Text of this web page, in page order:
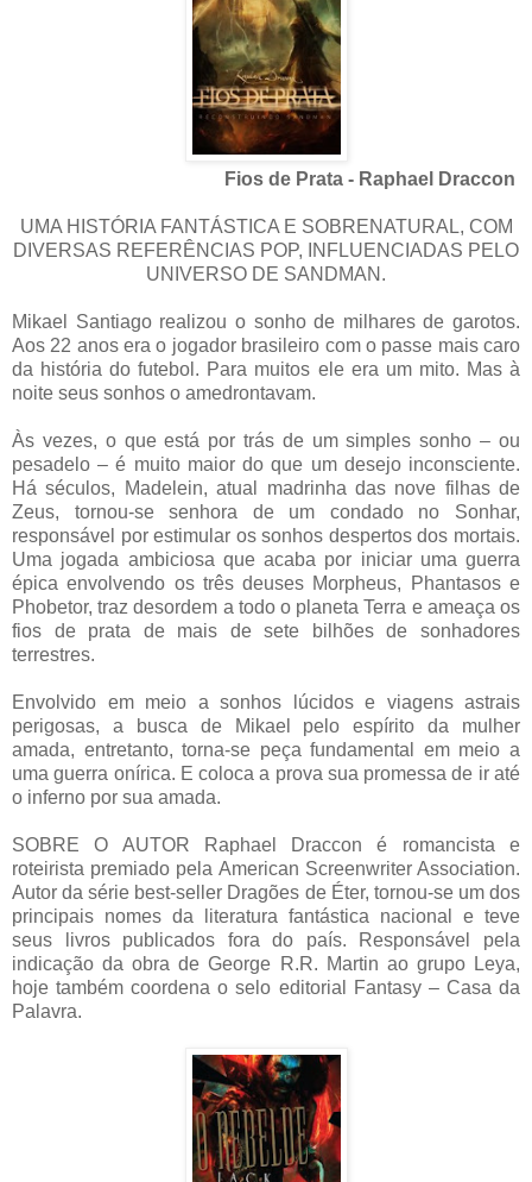
Fios de Prata - Raphael Draccon
UMA HISTÓRIA FANTÁSTICA E SOBRENATURAL, COM
DIVERSAS REFERÊNCIAS POP, INFLUENCIADAS PELO
UNIVERSO DE SANDMAN.
Mikael Santiago realizou o sonho de milhares de garotos.
Aos 22 anos era o jogador brasileiro com o passe mais caro
da história do futebol. Para muitos ele era um mito. Mas à
noite seus sonhos o amedrontavam.
Às vezes, o que está por trás de um simples sonho – ou
pesadelo – é muito maior do que um desejo inconsciente.
Há séculos, Madelein, atual madrinha das nove filhas de
Zeus, tornou-se senhora de um condado no Sonhar,
responsável por estimular os sonhos despertos dos mortais.
Uma jogada ambiciosa que acaba por iniciar uma guerra
épica envolvendo os três deuses Morpheus, Phantasos e
Phobetor, traz desordem a todo o planeta Terra e ameaça os
fios de prata de mais de sete bilhões de sonhadores
terrestres.
Envolvido em meio a sonhos lúcidos e viagens astrais
perigosas, a busca de Mikael pelo espírito da mulher
amada, entretanto, torna-se peça fundamental em meio a
uma guerra onírica. E coloca a prova sua promessa de ir até
o inferno por sua amada.
SOBRE O AUTOR Raphael Draccon é romancista e
roteirista premiado pela American Screenwriter Association.
Autor da série best-seller Dragões de Éter, tornou-se um dos
principais nomes da literatura fantástica nacional e teve
seus livros publicados fora do país. Responsável pela
indicação da obra de George R.R. Martin ao grupo Leya,
hoje também coordena o selo editorial Fantasy – Casa da
Palavra.